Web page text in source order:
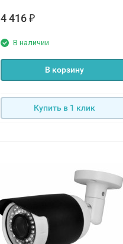
4 416 ₽
В наличии
В корзину
Купить в 1 клик